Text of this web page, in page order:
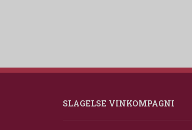
SLAGELSE VINKOMPAGNI